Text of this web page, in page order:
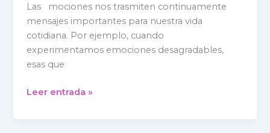
Las mociones nos trasmiten continuamente
mensajes importantes para nuestra vida
cotidiana. Por ejemplo, cuando
experimentamos emociones desagradables,
esas que
a
las
que
vale
la
prestar
Leer entrada »